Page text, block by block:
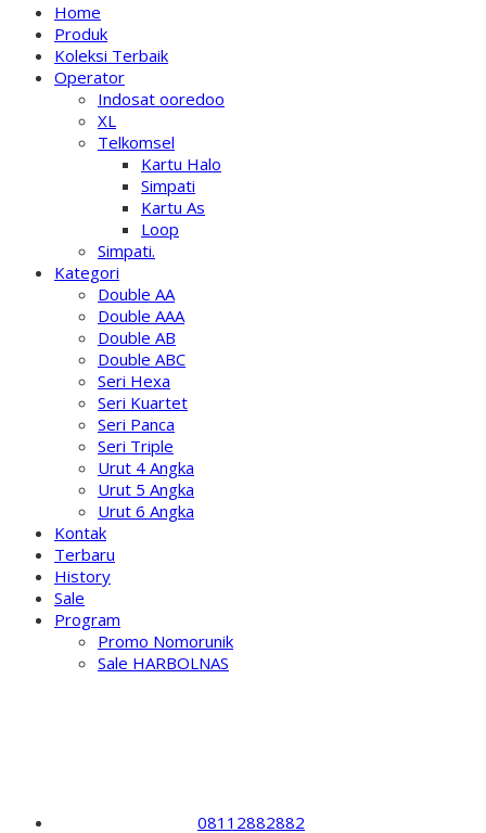
Home
Produk
Koleksi Terbaik
Operator
Indosat ooredoo
XL
Telkomsel
Kartu Halo
Simpati
Kartu As
Loop
Simpati.
Kategori
Double AA
Double AAA
Double AB
Double ABC
Seri Hexa
Seri Kuartet
Seri Panca
Seri Triple
Urut 4 Angka
Urut 5 Angka
Urut 6 Angka
Kontak
Terbaru
History
Sale
Program
Promo Nomorunik
Sale HARBOLNAS
08112882882